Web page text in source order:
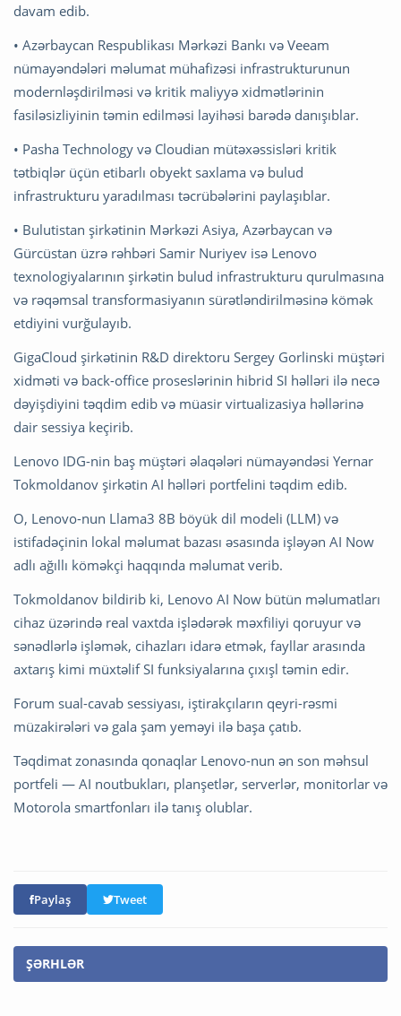
davam edib.
• Azərbaycan Respublikası Mərkəzi Bankı və Veeam
nümayəndələri məlumat mühafizəsi infrastrukturunun
modernləşdirilməsi və kritik maliyyə xidmətlərinin
fasiləsizliyinin təmin edilməsi layihəsi barədə danışıblar.
• Pasha Technology və Cloudian mütəxəssisləri kritik
tətbiqlər üçün etibarlı obyekt saxlama və bulud
infrastrukturu yaradılması təcrübələrini paylaşıblar.
• Bulutistan şirkətinin Mərkəzi Asiya, Azərbaycan və
Gürcüstan üzrə rəhbəri Samir Nuriyev isə Lenovo
texnologiyalarının şirkətin bulud infrastrukturu qurulmasına
və rəqəmsal transformasiyanın sürətləndirilməsinə kömək
etdiyini vurğulayıb.
GigaCloud şirkətinin R&D direktoru Sergey Gorlinski müştəri
xidməti və back-office proseslərinin hibrid SI həlləri ilə necə
dəyişdiyini təqdim edib və müasir virtualizasiya həllərinə
dair sessiya keçirib.
Lenovo IDG-nin baş müştəri əlaqələri nümayəndəsi Yernar
Tokmoldanov şirkətin AI həlləri portfelini təqdim edib.
O, Lenovo-nun Llama3 8B böyük dil modeli (LLM) və
istifadəçinin lokal məlumat bazası əsasında işləyən AI Now
adlı ağıllı köməkçi haqqında məlumat verib.
Tokmoldanov bildirib ki, Lenovo AI Now bütün məlumatları
cihaz üzərində real vaxtda işlədərək məxfiliyi qoruyur və
sənədlərlə işləmək, cihazları idarə etmək, fayllar arasında
axtarış kimi müxtəlif SI funksiyalarına çıxışl təmin edir.
Forum sual-cavab sessiyası, iştirakçıların qeyri-rəsmi
müzakirələri və gala şam yeməyi ilə başa çatıb.
Təqdimat zonasında qonaqlar Lenovo-nun ən son məhsul
portfeli — AI noutbukları, planşetlər, serverlər, monitorlar və
Motorola smartfonları ilə tanış olublar.
Paylaş Tweet
ŞƏRHLƏR